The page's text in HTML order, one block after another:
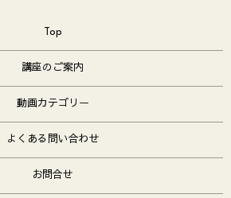
Top
講座のご案内
動画カテゴリー
よくある問い合わせ
お問合せ